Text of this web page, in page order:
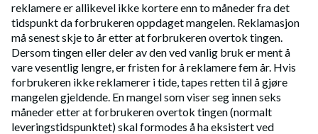
reklamere er allikevel ikke kortere enn to måneder fra det
tidspunkt da forbrukeren oppdaget mangelen. Reklamasjon
må senest skje to år etter at forbrukeren overtok tingen.
Dersom tingen eller deler av den ved vanlig bruk er ment å
vare vesentlig lengre, er fristen for å reklamere fem år. Hvis
forbrukeren ikke reklamerer i tide, tapes retten til å gjøre
mangelen gjeldende. En mangel som viser seg innen seks
måneder etter at forbrukeren overtok tingen (normalt
leveringstidspunktet) skal formodes å ha eksistert ved